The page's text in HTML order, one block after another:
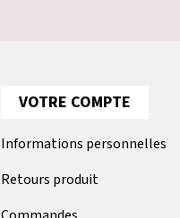
VOTRE COMPTE
Informations personnelles
Retours produit